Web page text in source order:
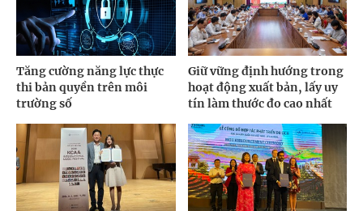
Tăng cường năng lực thực
thi bản quyền trên môi
trường số
Giữ vững định hướng trong
hoạt động xuất bản, lấy uy
tín làm thước đo cao nhất